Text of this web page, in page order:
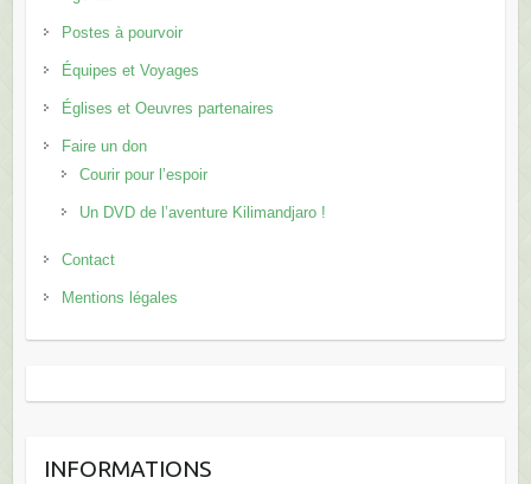
Postes à pourvoir
Équipes et Voyages
Églises et Oeuvres partenaires
Faire un don
Courir pour l’espoir
Un DVD de l’aventure Kilimandjaro !
Contact
Mentions légales
INFORMATIONS